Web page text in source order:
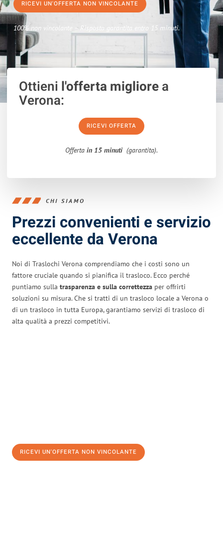
RICEVI UN'OFFERTA NON VINCOLANTE
100% non vincolante – Risposta garantita entro 15 minuti.
Ottieni l'offerta migliorea
Verona:
RICEVI OFFERTA
Offerta in 15 minuti (garantita).
CHI SIAMO
Prezzi convenienti e servizio
eccellente da Verona
Noi di Traslochi Verona comprendiamo che i costi sono un
fattore cruciale quando si pianifica il trasloco. Ecco perché
puntiamo sulla trasparenza e sulla correttezza per offrirti
soluzioni su misura. Che si tratti di un trasloco locale a Verona o
di un trasloco in tutta Europa, garantiamo servizi di trasloco di
alta qualità a prezzi competitivi.
RICEVI UN'OFFERTA NON VINCOLANTE